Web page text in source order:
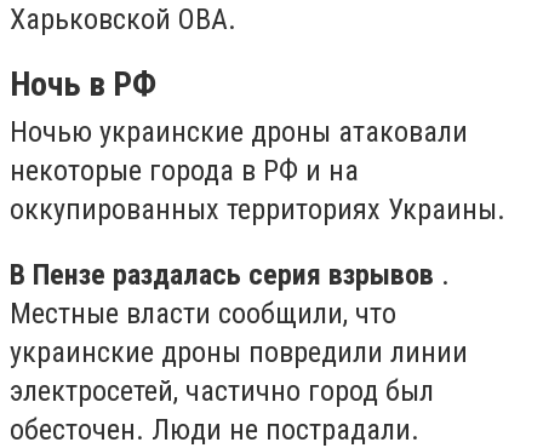
Харьковской ОВА.
Ночь в РФ
Ночью украинские дроны атаковали
некоторые города в РФ и на
оккупированных территориях Украины.
В Пензе раздалась серия взрывов .
Местные власти сообщили, что
украинские дроны повредили линии
электросетей, частично город был
обесточен. Люди не пострадали.